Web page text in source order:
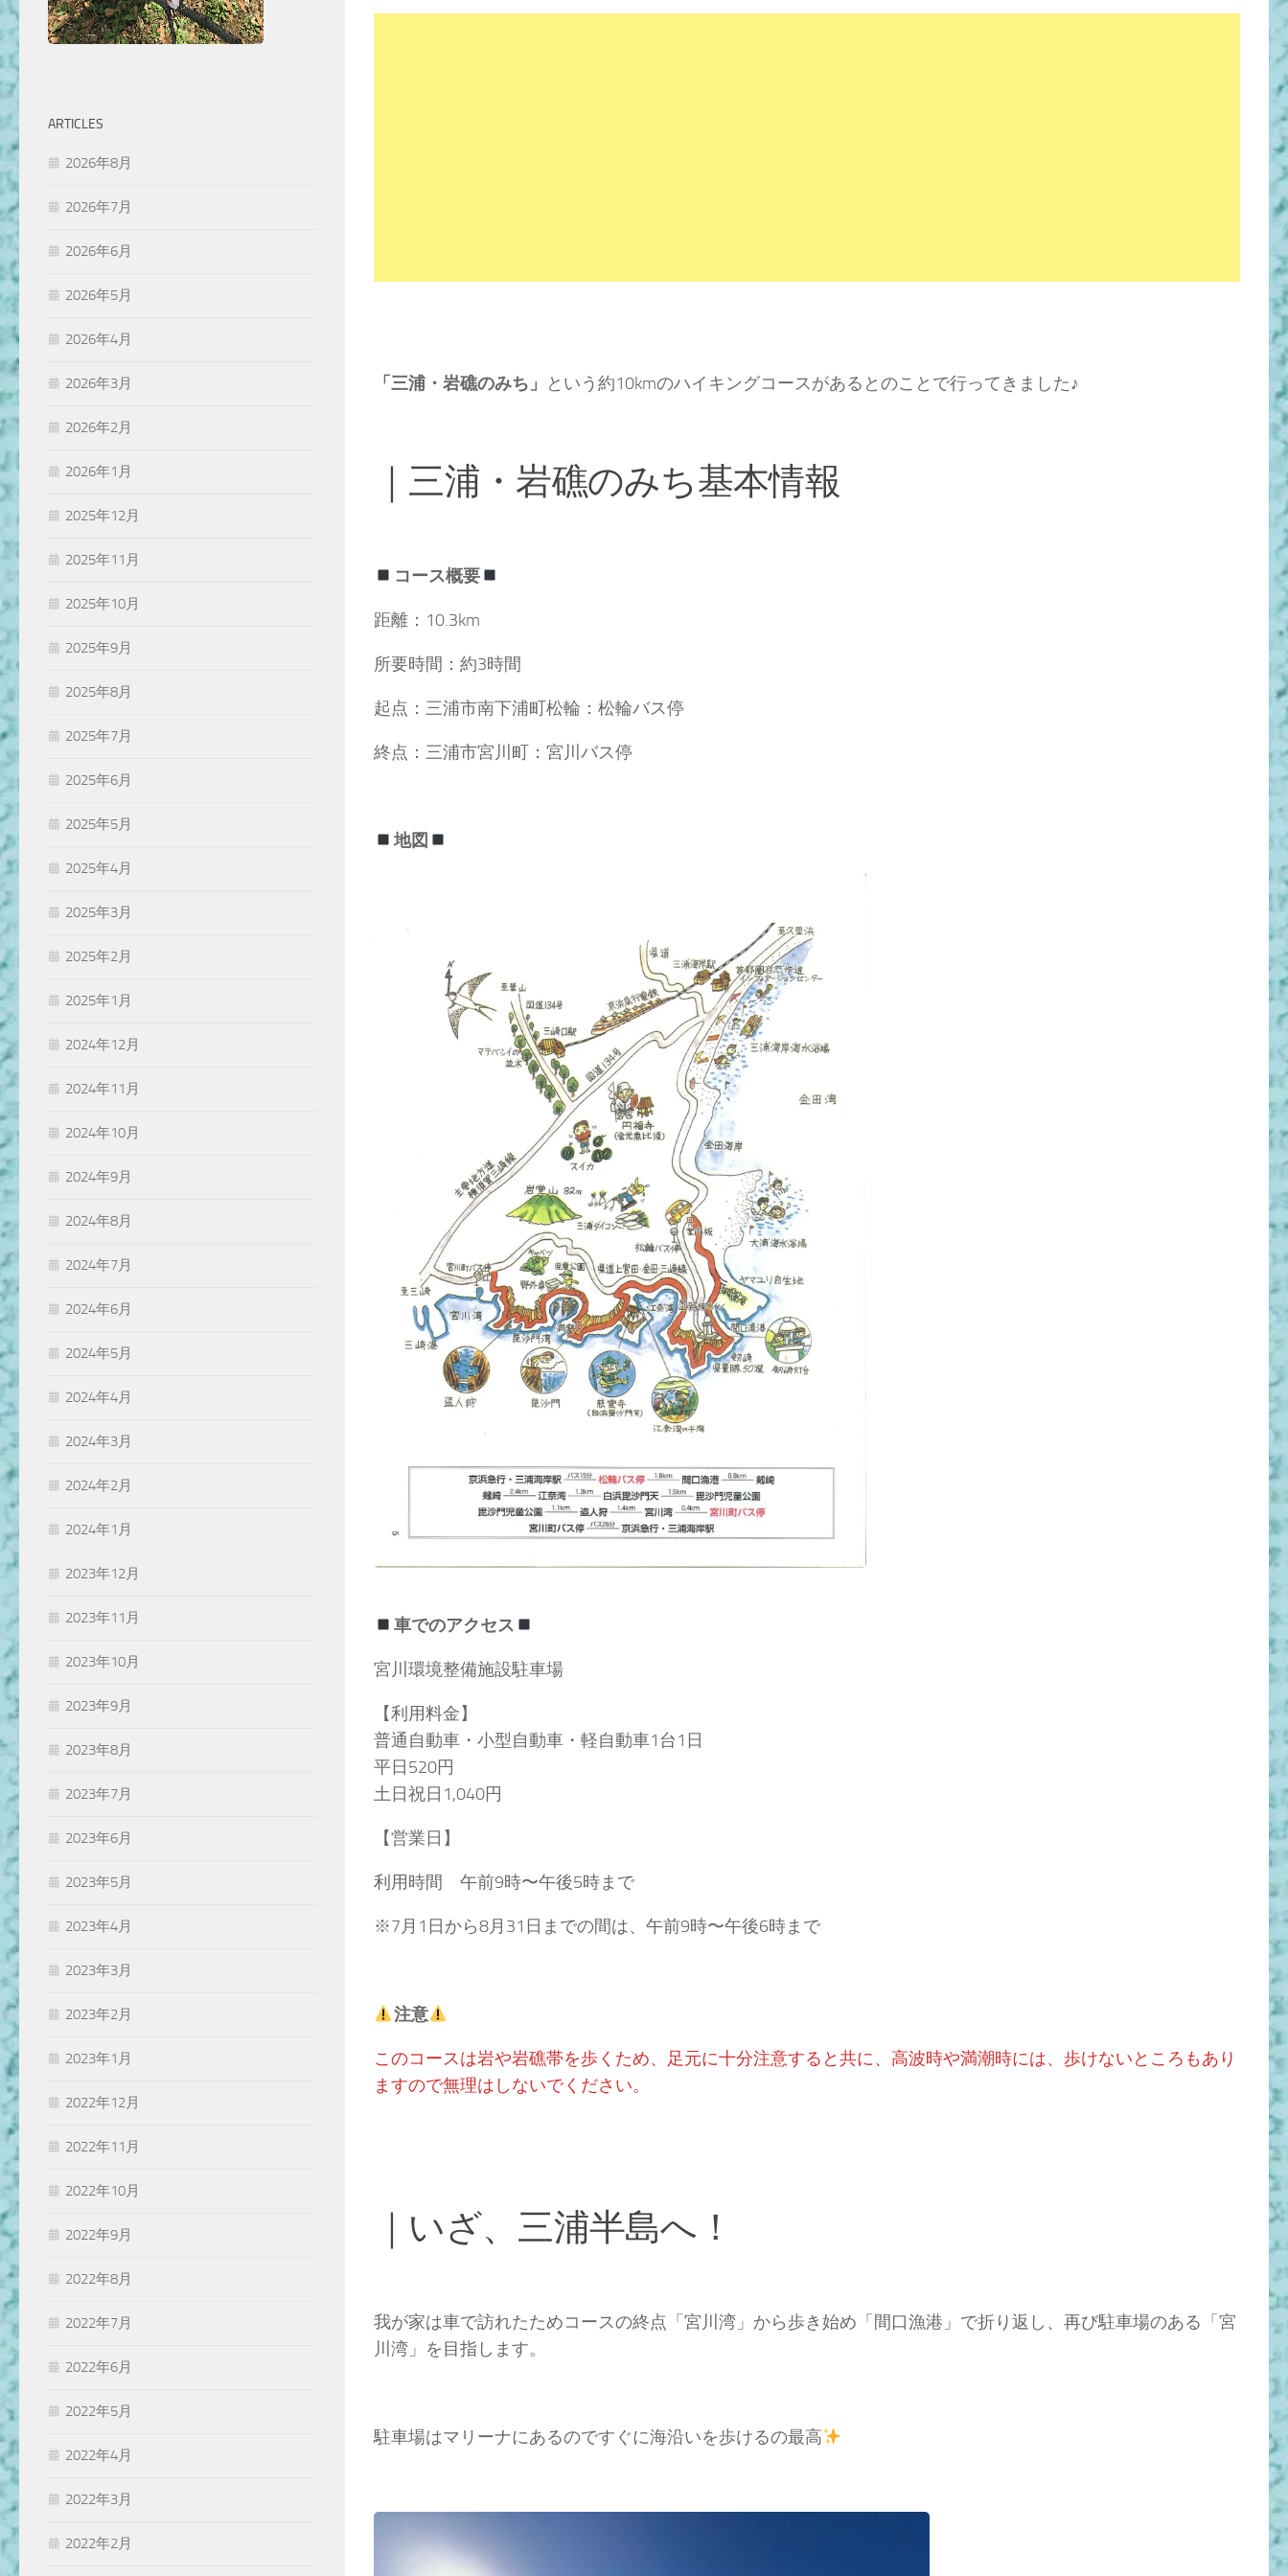
「三浦・岩礁のみち」 という約10kmのハイキングコースがあるとのことで行ってきました♪
｜三浦・岩礁のみち基本情報
コース概要
距離：10.3km
所要時間：約3時間
起点：三浦市南下浦町松輪：松輪バス停
終点：三浦市宮川町：宮川バス停
地図
車でのアクセス
宮川環境整備施設駐車場
【利用料金】
普通自動車・小型自動車・軽自動車1台1日
平日520円
土日祝日1,040円
【営業日】
利用時間 午前9時〜午後5時まで
※7月1日から8月31日までの間は、午前9時〜午後6時まで
注意
このコースは岩や岩礁帯を歩くため、足元に十分注意すると共に、高波時や満潮時には、歩けないところもあり
ますので無理はしないでください。
｜いざ、三浦半島へ！
我が家は車で訪れたためコースの終点「宮川湾」から歩き始め「間口漁港」で折り返し、再び駐車場のある「宮
川湾」を目指します。
駐車場はマリーナにあるのですぐに海沿いを歩けるの最高
ARTICLES
2026年8月
2026年7月
2026年6月
2026年5月
2026年4月
2026年3月
2026年2月
2026年1月
2025年12月
2025年11月
2025年10月
2025年9月
2025年8月
2025年7月
2025年6月
2025年5月
2025年4月
2025年3月
2025年2月
2025年1月
2024年12月
2024年11月
2024年10月
2024年9月
2024年8月
2024年7月
2024年6月
2024年5月
2024年4月
2024年3月
2024年2月
2024年1月
2023年12月
2023年11月
2023年10月
2023年9月
2023年8月
2023年7月
2023年6月
2023年5月
2023年4月
2023年3月
2023年2月
2023年1月
2022年12月
2022年11月
2022年10月
2022年9月
2022年8月
2022年7月
2022年6月
2022年5月
2022年4月
2022年3月
2022年2月